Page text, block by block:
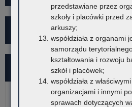
Kampania społeczna "Ustal z
Najnowsze informacje
7 sierpnia 2026
przedstawiane przez
szkoły i placówki przed
arkuszy;
współdziała z organami
samorządu
kształtowania i rozwoju
szkół i placówek;
współdziała z
organizacjami i innymi
sprawach dotyczących